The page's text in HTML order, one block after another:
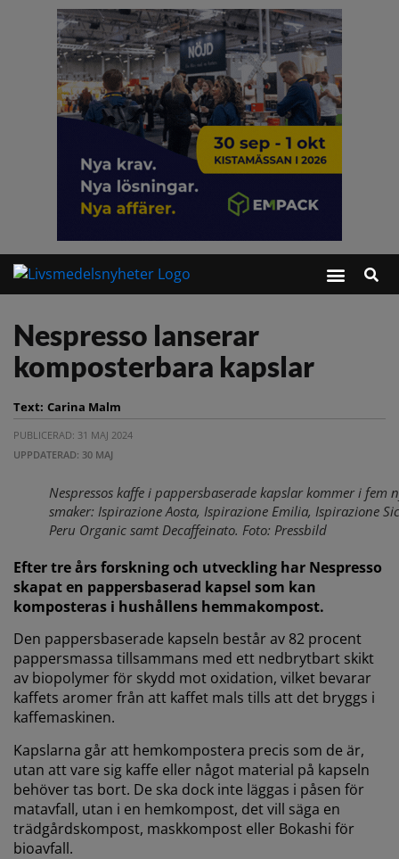
Nespresso lanserar
komposterbara kapslar
Text: Carina Malm
PUBLICERAD: 31 MAJ 2024
UPPDATERAD: 30 MAJ
Nespressos kaffe i pappersbaserade kapslar kommer i fem
smaker: Ispirazione Aosta, Ispirazione Emilia, Ispirazione
Peru Organic samt Decaffeinato. Foto: Pressbild
Efter tre års forskning och utveckling har Nespresso
skapat en pappersbaserad kapsel som kan
komposteras i hushållens hemmakompost.
Den pappersbaserade kapseln består av 82 procent
pappersmassa tillsammans med ett nedbrytbart skikt
av biopolymer för skydd mot oxidation, vilket bevarar
kaffets aromer från att kaffet mals tills att det bryggs i
kaffemaskinen.
Kapslarna går att hemkompostera precis som de är,
utan att vare sig kaffe eller något material på kapseln
behöver tas bort. De ska dock inte läggas i påsen för
matavfall, utan i en hemkompost, det vill säga en
trädgårdskompost, maskkompost eller Bokashi för
bioavfall.